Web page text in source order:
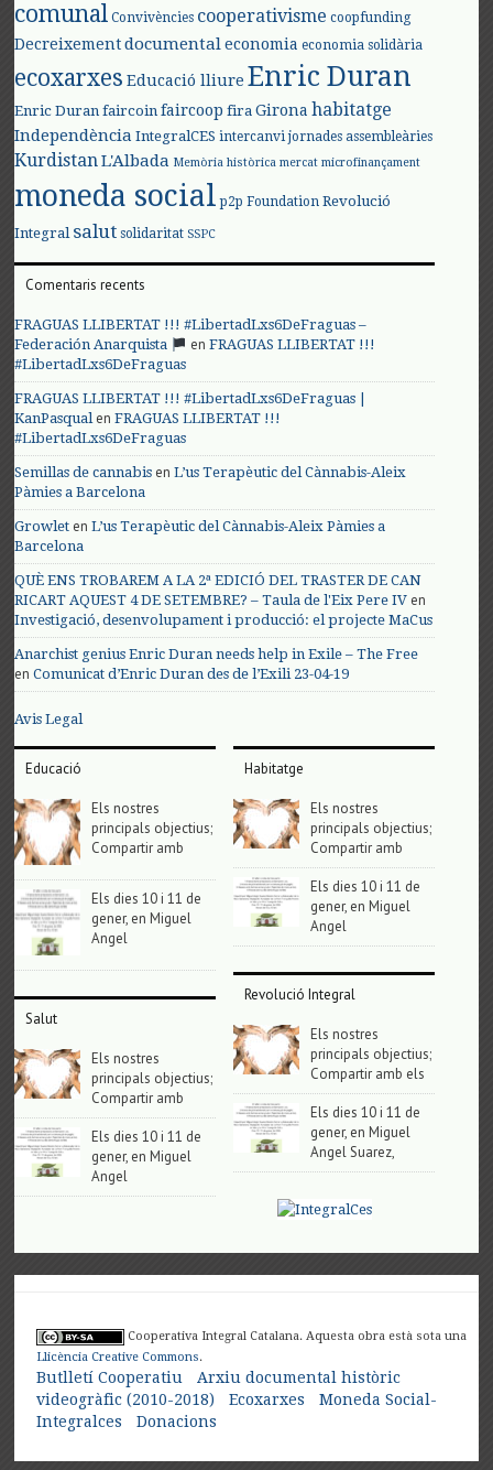
comunal Convivències cooperativisme coopfunding
Decreixement documental economia economia solidària
ecoxarxes Educació lliure Enric Duran
Enric Duran faircoin faircoop fira Girona habitatge
Independència IntegralCES intercanvi jornades assembleàries
KurdistanL'Albada Memòria històrica mercat microfinançament
moneda social p2p Foundation Revolució
Integral salut solidaritat SSPC
Comentaris recents
FRAGUAS LLIBERTAT !!! #LibertadLxs6DeFraguas –
Federación Anarquista
enFRAGUAS LLIBERTAT !!!
#LibertadLxs6DeFraguas
FRAGUAS LLIBERTAT !!! #LibertadLxs6DeFraguas |
KanPasqualenFRAGUAS LLIBERTAT !!!
#LibertadLxs6DeFraguas
Semillas de cannabis enL’us Terapèutic del Cànnabis-Aleix
Pàmies a Barcelona
Growlet enL’us Terapèutic del Cànnabis-Aleix Pàmies a
Barcelona
QUÈ ENS TROBAREM A LA 2ª EDICIÓ DEL TRASTER DE CAN
RICART AQUEST 4 DE SETEMBRE? – Taula de l'Eix Pere IV en
Investigació, desenvolupament i producció: el projecte MaCus
Anarchist genius Enric Duran needs help in Exile – The Free
enComunicat d’Enric Duran des de l’Exili 23-04-19
Avis Legal
Educació
Els nostres
principals objectius;
Compartir amb
Els dies 10 i 11 de
gener, en Miguel
Angel
Salut
Els nostres
principals objectius;
Compartir amb
Els dies 10 i 11 de
gener, en Miguel
Angel
Habitatge
Els nostres
principals objectius;
Compartir amb
Els dies 10 i 11 de
gener, en Miguel
Angel
Revolució Integral
Els nostres
principals objectius;
Compartir amb els
Els dies 10 i 11 de
gener, en Miguel
Angel Suarez,
Cooperativa Integral Catalana. Aquesta obra està sota una
Llicència Creative Commons.
Butlletí Cooperatiu
Arxiu documental històric
videogràfic (2010-2018)
Ecoxarxes
Moneda Social-
Integralces
Donacions